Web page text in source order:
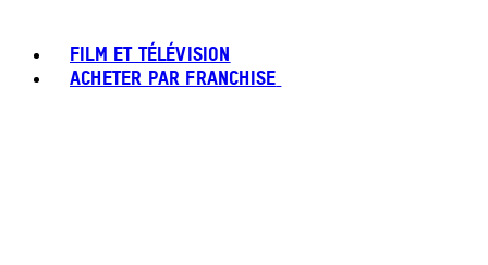
FILM ET TÉLÉVISION
ACHETER PAR FRANCHISE